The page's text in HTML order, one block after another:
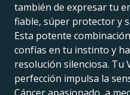
también de expresar tu
fiable, súper protector y
Esta potente
confías en tu instinto y
resolución silenciosa. Tu
perfección impulsa la